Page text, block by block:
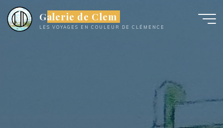
au
contenu
Galerie de Clem
LES VOYAGES EN COULEUR DE CLÉMENCE